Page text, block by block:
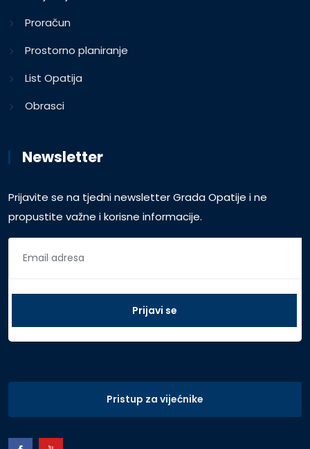
Proračun
Prostorno planiranje
List Opatija
Obrasci
Newsletter
Prijavite se na tjedni newsletter Grada Opatije i ne
propustite važne i korisne informacije.
Pristup za vijećnike